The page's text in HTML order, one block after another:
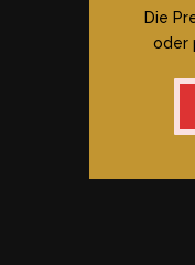
Die
oder